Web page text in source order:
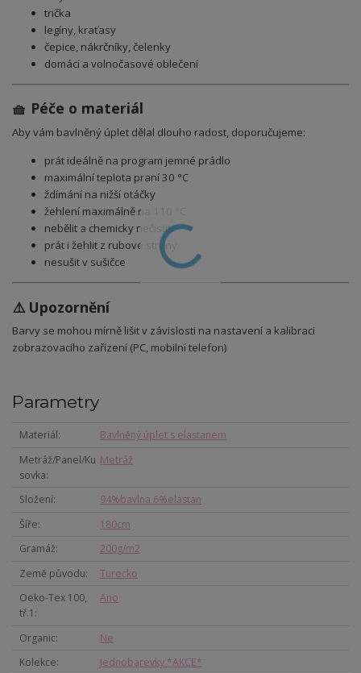
trička
legíny, kraťasy
čepice, nákrčníky, čelenky
domácí a volnočasové oblečení
🧺 Péče o materiál
Aby vám bavlněný úplet dělal dlouho radost, doporučujeme:
prát ideálně na program jemné prádlo
maximální teplota praní 30 °C
ždímání na nižší otáčky
žehlení maximálně na 110 °C
nebělit a chemicky nečistit
prát i žehlit z rubové strany
nesušit v sušičce
⚠️ Upozornění
Barvy se mohou mírně lišit v závislosti na nastavení a kalibraci
zobrazovacího zařízení (PC, mobilní telefon)
Parametry
Materiál
Bavlněný úplet s elastanem
Metráž/Panel/Ku
sovka
Metráž
Složení
94%bavlna 6%elastan
Šíře
180cm
Gramáž
200g/m2
Země původu
Turecko
Oeko-Tex 100,
tř.1
Ano
Organic
Ne
Kolekce
Jednobarevky *AKCE*